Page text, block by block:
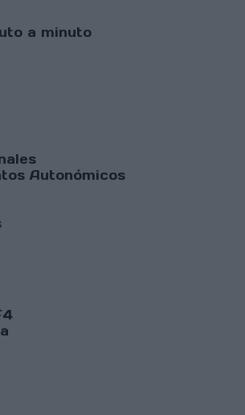
a minuto
Autonómicos